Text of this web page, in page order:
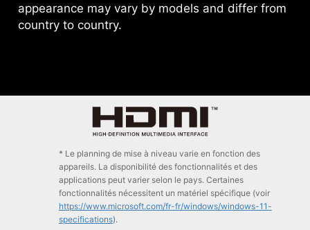
appearance may vary by models and differ from
country to country.
* Le planning de mise à niveau varie en fonction des
appareils. La disponibilité des fonctionnalités et des
applications peut varier selon le pays. Certaines
fonctionnalités nécessitent un matériel spécifique (voir
https://www.microsoft.com/fr-fr/windows/windows-11-
specifications).